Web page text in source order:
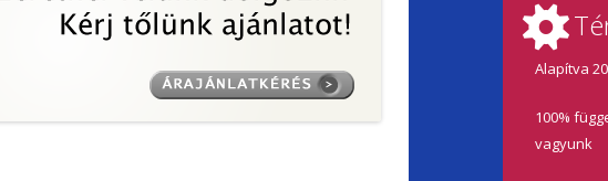
Alapítva
100%
vagyunk